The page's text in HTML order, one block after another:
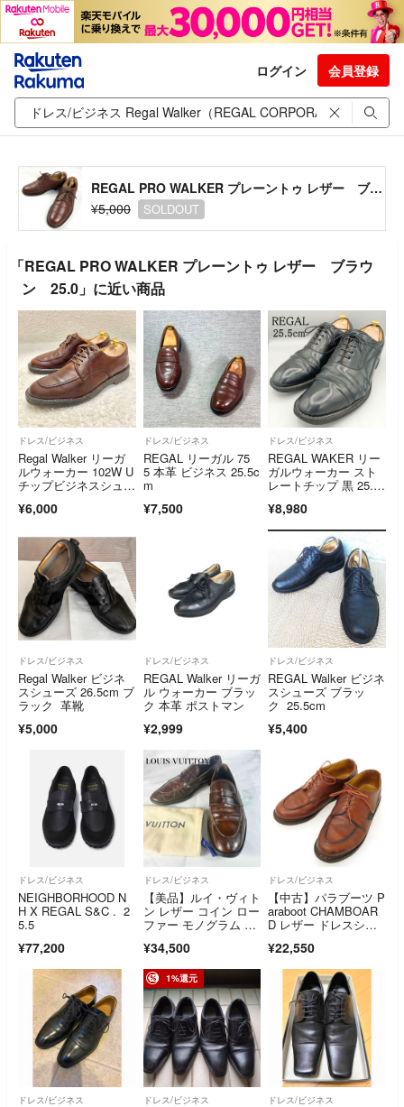
ログイン 会員登録
REGAL PRO WALKER プレーントゥ レザー ブラウン 25.0
¥5,000
SOLDOUT
「REGAL PRO WALKER プレーントゥ レザー ブラウ
ン 25.0」に近い商品
ドレス/ビジネス
Regal Walker リーガ
ルウォーカー 102W U
チップビジネスシュー
¥6,000
ドレス/ビジネス
REGAL リーガル 75
5 本革 ビジネス 25.5c
m
¥7,500
ドレス/ビジネス
REGAL WAKER リー
ガルウォーカー スト
レートチップ 黒 25.5
¥8,980
ドレス/ビジネス
Regal Walker ビジネ
スシューズ 26.5cm ブ
ラック 革靴
¥5,000
ドレス/ビジネス
REGAL Walker リーガ
ル ウォーカー ブラッ
ク 本革 ポストマン
¥2,999
ドレス/ビジネス
REGAL Walker ビジネ
スシューズ ブラッ
ク 25.5cm
¥5,400
ドレス/ビジネス
NEIGHBORHOOD N
H X REGAL S&C . 2
5.5
¥77,200
ドレス/ビジネス
【美品】ルイ・ヴィト
ン レザー コイン ロー
ファー モノグラム ブ
¥34,500
ドレス/ビジネス
【中古】パラブーツ P
araboot CHAMBOAR
D レザー ドレスシュ
ズ7】【メンズ】
¥22,550
ドレス/ビジネス
1%還元
ドレス/ビジネス ドレス/ビジネス